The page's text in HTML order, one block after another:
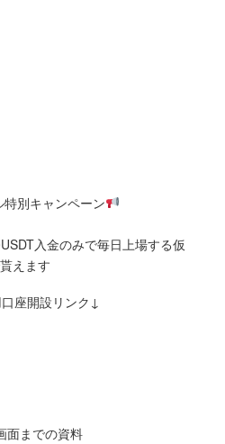
別キャンペーン
入金のみで毎日上場する仮
えます
座開設リンク↓
面までの資料